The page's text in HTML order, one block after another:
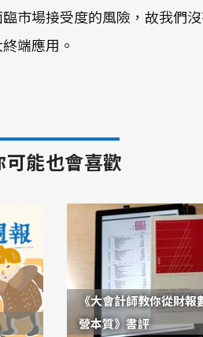
市場接受度的風險，故我們
端應用。
可能也會喜歡
《大會計師教你從財報
營本質》書評